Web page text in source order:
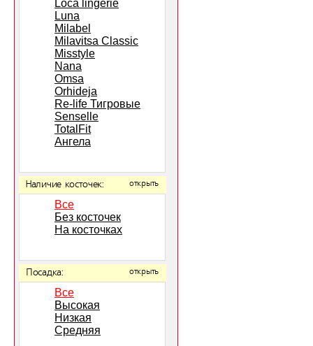
Loca lingerie
Luna
Milabel
Milavitsa Classic
Misstyle
Nana
Omsa
Orhideja
Re-life Тигровые
Senselle
TotalFit
Ангела
Наличие косточек: открыть
Все
Без косточек
На косточках
Посадка: открыть
Все
Высокая
Низкая
Средняя